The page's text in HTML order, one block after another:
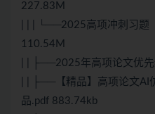
227.83M
| | | └──2025高项冲刺习
110.54M
| | ├──2025年高项论文优
| | ├──【精品】高项论文AI
品.pdf 883.74kb